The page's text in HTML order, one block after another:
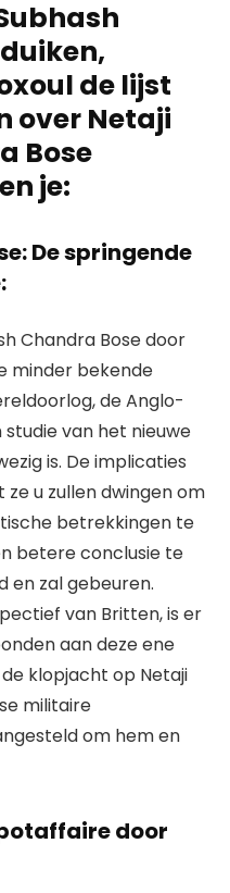
de lijst
over Netaji
Bose
je:
De springende
Chandra Bose door
minder bekende
de Anglo-
van het nieuwe
is. De implicaties
ze u zullen dwingen om
betrekkingen te
betere conclusie te
en zal gebeuren.
van Britten, is er
aan deze ene
klopjacht op Netaji
militaire
om hem en
door